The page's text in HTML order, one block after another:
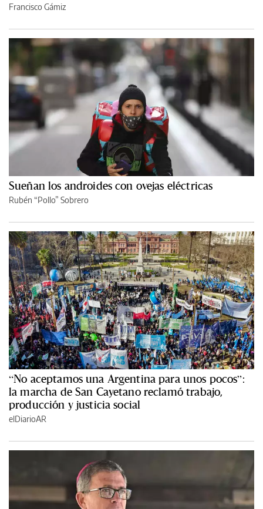
Francisco Gámiz
Sueñan los androides con ovejas eléctricas
Rubén “Pollo” Sobrero
“No aceptamos una Argentina para unos pocos”:
la marcha de San Cayetano reclamó trabajo,
producción y justicia social
elDiarioAR